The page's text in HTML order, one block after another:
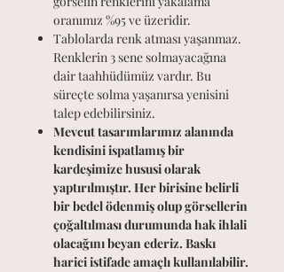
oranımız %95 ve üzeridir.
Tablolarda renk atması yaşanmaz.
Renklerin 3 sene solmayacağına
dair taahhüdümüz vardır. Bu
süreçte solma yaşanırsa yenisini
talep edebilirsiniz.
Mevcut tasarımlarımız alanında
kendisini ispatlamış bir
kardeşimize hususi olarak
yaptırılmıştır. Her birisine belirli
bir bedel ödenmiş olup görsellerin
çoğaltılması durumunda hak ihlali
olacağını beyan ederiz. Baskı
harici istifade amaçlı kullanılabilir.